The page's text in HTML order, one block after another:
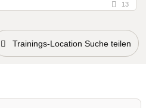
13
Trainings-Location Suche teilen